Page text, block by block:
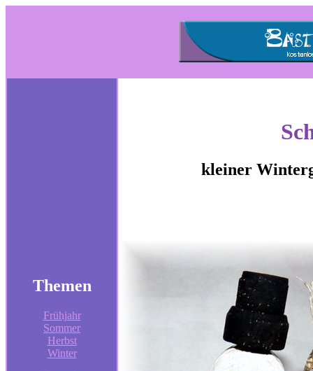
Themen
Frühjahr
Sommer
Herbst
Winter
kleiner